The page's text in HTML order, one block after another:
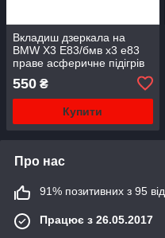
Вкладиш дзеркала на
BMW X3 E83/бмв х3 е83
праве асферичне підігрів
550 ₴
Купити
Про нас
91% позитивних з 95
Працює з 26.05.2017